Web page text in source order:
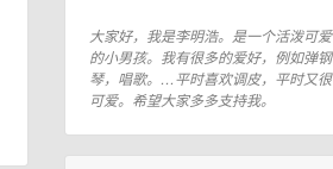
大家好，我是李明浩。是一个活泼可爱
的小男孩。我有很多的爱好，例如弹钢
琴，唱歌。…平时喜欢调皮，平时又很
可爱。希望大家多多支持我。